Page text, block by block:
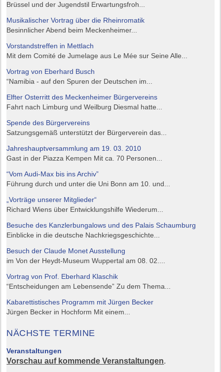
Brüssel und der Jugendstil Erwartungsfroh...
Musikalischer Vortrag über die Rheinromatik
Besinnlicher Abend beim Meckenheimer...
Vorstandstreffen in Mettlach
Mit dem Comité de Jumelage aus Le Mée sur Seine Alle...
Vortrag von Eberhard Busch
“Namibia - auf den Spuren der Deutschen im...
Elfter Osterritt des Meckenheimer Bürgervereins
Fahrt nach Limburg und Weilburg Diesmal hatte...
Spende des Bürgervereins
Satzungsgemäß unterstützt der Bürgerverein das...
Jahreshauptversammlung am 19. 03. 2010
Gast in der Piazza Kempen Mit ca. 70 Personen...
“Vom Audi-Max bis ins Archiv”
Führung durch und unter die Uni Bonn am 10. und...
„Vorträge unserer Mitglieder“
Richard Wiens über Entwicklungshilfe Wiederum...
Besuche des Kanzlerbungalows und des Palais Schaumburg
Einblicke in die deutsche Nachkriegsgeschichte...
Besuch der Claude Monet Ausstellung
im Von der Heydt-Museum Wuppertal am 08. 02....
Vortrag von Prof. Eberhard Klaschik
“Entscheidungen am Lebensende” Zu dem Thema...
Kabarettistisches Programm mit Jürgen Becker
Jürgen Becker in Hochform Mit einem...
NÄCHSTE TERMINE
Veranstaltungen
Vorschau auf kommende Veranstaltungen.